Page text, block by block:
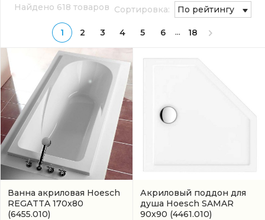
Найдено 618 товаров
1 2 3 4 5 6 ... 18
Сортировка: По рейтингу
Ванна акриловая Hoesch
REGATTA 170x80
(6455.010)
Акриловый поддон для
душа Hoesch SAMAR
90x90 (4461.010)